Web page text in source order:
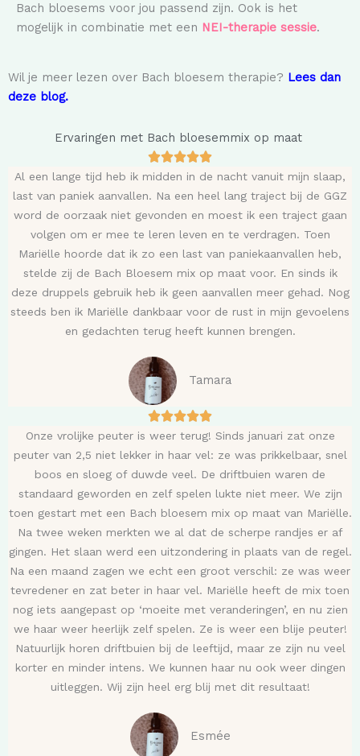
Bach bloesems voor jou passend zijn. Ook is het
mogelijk in combinatie met een NEI-therapie sessie.
Wil je meer lezen over Bach bloesem therapie? Lees dan
deze blog.
Ervaringen met Bach bloesemmix op maat
Al een lange tijd heb ik midden in de nacht vanuit mijn slaap,
last van paniek aanvallen. Na een heel lang traject bij de GGZ
word de oorzaak niet gevonden en moest ik een traject gaan
volgen om er mee te leren leven en te verdragen. Toen
Mariëlle hoorde dat ik zo een last van paniekaanvallen heb,
stelde zij de Bach Bloesem mix op maat voor. En sinds ik
deze druppels gebruik heb ik geen aanvallen meer gehad. Nog
steeds ben ik Mariëlle dankbaar voor de rust in mijn gevoelens
en gedachten terug heeft kunnen brengen.
Tamara
Onze vrolijke peuter is weer terug! Sinds januari zat onze
peuter van 2,5 niet lekker in haar vel: ze was prikkelbaar, snel
boos en sloeg of duwde veel. De driftbuien waren de
standaard geworden en zelf spelen lukte niet meer. We zijn
toen gestart met een Bach bloesem mix op maat van Mariëlle.
​Na twee weken merkten we al dat de scherpe randjes er af
gingen. Het slaan werd een uitzondering in plaats van de regel.
Na een maand zagen we echt een groot verschil: ze was weer
tevredener en zat beter in haar vel. Mariëlle heeft de mix toen
nog iets aangepast op ‘moeite met veranderingen’, en nu zien
we haar weer heerlijk zelf spelen. Ze is weer een blije peuter!
Natuurlijk horen driftbuien bij de leeftijd, maar ze zijn nu veel
korter en minder intens. We kunnen haar nu ook weer dingen
uitleggen. Wij zijn heel erg blij met dit resultaat!
Esmée